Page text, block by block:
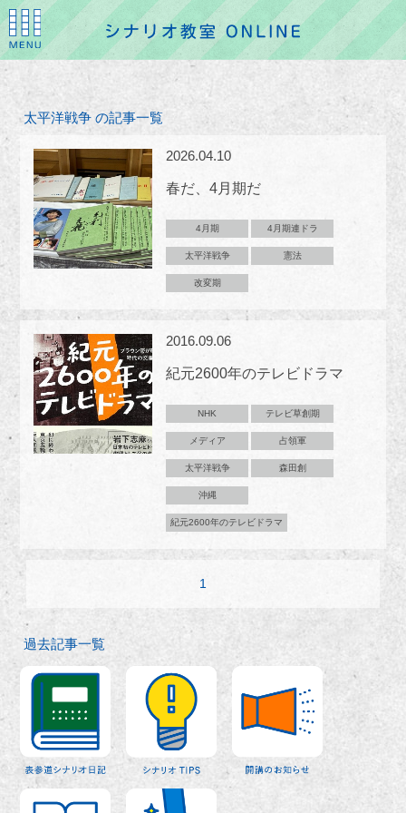
太平洋戦争 の記事一覧
2026.04.10
春だ、4月期だ
4月期 4月期連ドラ
太平洋戦争 憲法
改変期
2016.09.06
紀元2600年のテレビドラマ
NHK テレビ草創期
メディア 占領軍
太平洋戦争 森田創
沖縄
紀元2600年のテレビドラマ
1
過去記事一覧